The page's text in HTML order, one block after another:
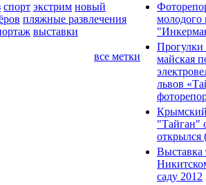
спорт экстрим новый
пляжные развлечения
выставки
все метки
Прогулки
майская
львов
"Тайган"
Выставка
саду 2012